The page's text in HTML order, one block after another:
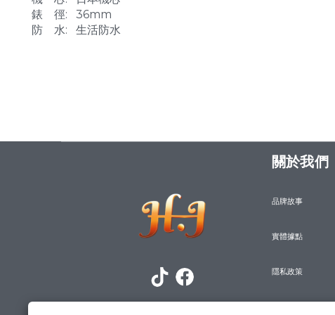
錶 徑: 36mm
防 水: 生活防水
關於我們
品牌故事
實體據點
隱私政策